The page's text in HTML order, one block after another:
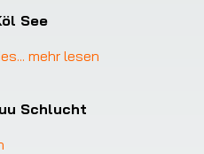
See
... mehr lesen
Schlucht